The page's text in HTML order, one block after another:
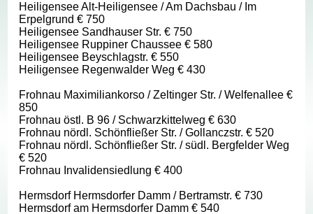
Heiligensee Alt-Heiligensee / Am Dachsbau / Im
Erpelgrund € 750
Heiligensee Sandhauser Str. € 750
Heiligensee Ruppiner Chaussee € 580
Heiligensee Beyschlagstr. € 550
Heiligensee Regenwalder Weg € 430
Frohnau Maximiliankorso / Zeltinger Str. / Welfenallee €
850
Frohnau östl. B 96 / Schwarzkittelweg € 630
Frohnau nördl. Schönfließer Str. / Gollanczstr. € 520
Frohnau nördl. Schönfließer Str. / südl. Bergfelder Weg
€ 520
Frohnau Invalidensiedlung € 400
Hermsdorf Hermsdorfer Damm / Bertramstr. € 730
Hermsdorf am Hermsdorfer Damm € 540